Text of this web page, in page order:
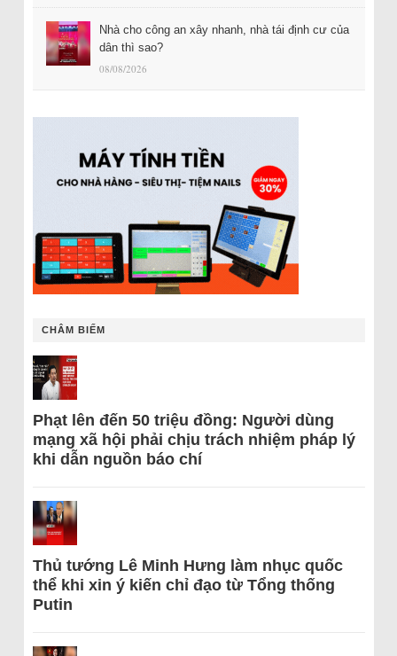
Nhà cho công an xây nhanh, nhà tái định cư của
dân thì sao?
08/08/2026
CHÂM BIẾM
Phạt lên đến 50 triệu đồng: Người dùng
mạng xã hội phải chịu trách nhiệm pháp lý
khi dẫn nguồn báo chí
Thủ tướng Lê Minh Hưng làm nhục quốc
thể khi xin ý kiến chỉ đạo từ Tổng thống
Putin